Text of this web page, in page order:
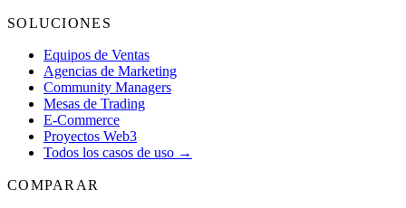
SOLUCIONES
Equipos de Ventas
Agencias de Marketing
Community Managers
Mesas de Trading
E-Commerce
Proyectos Web3
Todos los casos de uso →
COMPARAR